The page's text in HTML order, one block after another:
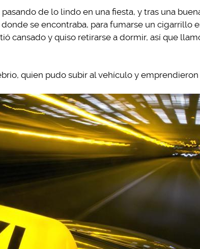
de lo lindo en una fiesta, y tras una
se encontraba, para fumarse un cigarrillo
cansado y quiso retirarse a dormir, así que
quien pudo subir al vehículo y emprendieron